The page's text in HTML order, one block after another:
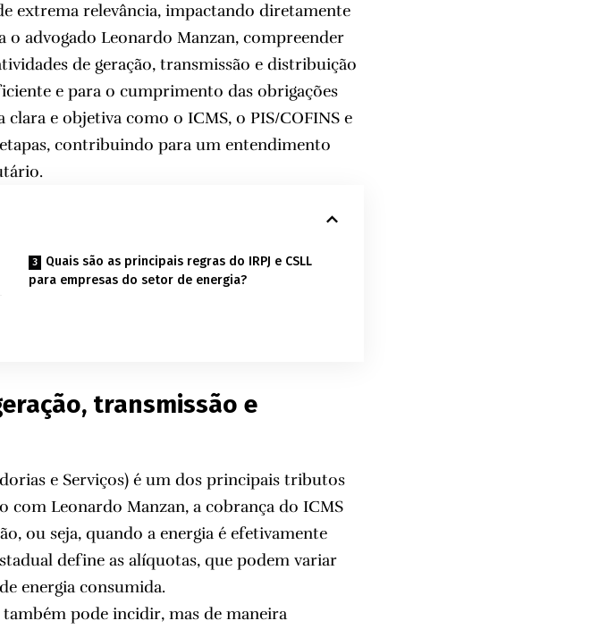
extrema relevância, impactando diretamente
o advogado Leonardo Manzan, compreender
de geração, transmissão e distribuição
e para o cumprimento das obrigações
e objetiva como o ICMS, o PIS/COFINS e
contribuindo para um entendimento
Quais são as principais regras do IRPJ e CSLL
para empresas do setor de energia?
transmissão e
e Serviços) é um dos principais tributos
Leonardo Manzan, a cobrança do ICMS
ou seja, quando a energia é efetivamente
define as alíquotas, que podem variar
energia consumida.
também pode incidir, mas de maneira